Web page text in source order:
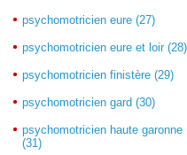
psychomotricien eure (27)
psychomotricien eure et loir (28)
psychomotricien finistère (29)
psychomotricien gard (30)
psychomotricien haute garonne
(31)